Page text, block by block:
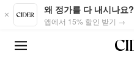
Skip to main content
왜 정가를 다 내시나요?
앱에서 15% 할인 받기 →